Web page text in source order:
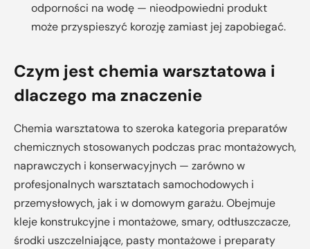
odporności na wodę — nieodpowiedni produkt
może przyspieszyć korozję zamiast jej zapobiegać.
Czym jest chemia warsztatowa i
dlaczego ma znaczenie
Chemia warsztatowa to szeroka kategoria preparatów
chemicznych stosowanych podczas prac montażowych,
naprawczych i konserwacyjnych — zarówno w
profesjonalnych warsztatach samochodowych i
przemysłowych, jak i w domowym garażu. Obejmuje
kleje konstrukcyjne i montażowe, smary, odtłuszczacze,
środki uszczelniające, pasty montażowe i preparaty